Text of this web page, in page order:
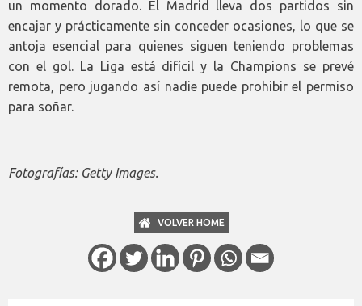
un momento dorado. El Madrid lleva dos partidos sin
encajar y prácticamente sin conceder ocasiones, lo que se
antoja esencial para quienes siguen teniendo problemas
con el gol. La Liga está difícil y la Champions se prevé
remota, pero jugando así nadie puede prohibir el permiso
para soñar.
Fotografías: Getty Images.
VOLVER HOME